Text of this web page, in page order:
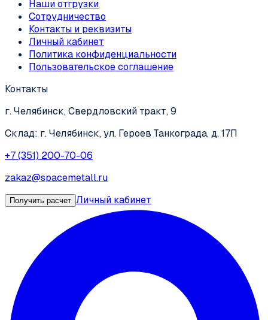
Наши отгрузки
Сотрудничество
Контакты и реквизиты
Личный кабинет
Политика конфиденциальности
Пользовательское соглашение
Контакты
г. Челябинск, Свердловский тракт, 9
Склад: г. Челябинск, ул. Героев Танкограда, д. 17П
+7 (351) 200-70-06
zakaz@spacemetall.ru
Получить расчет Личный кабинет